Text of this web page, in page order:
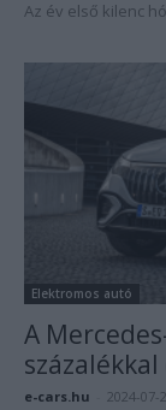
Az év első kilenc
Elektromos autó
A
e-cars.hu 2024-07-